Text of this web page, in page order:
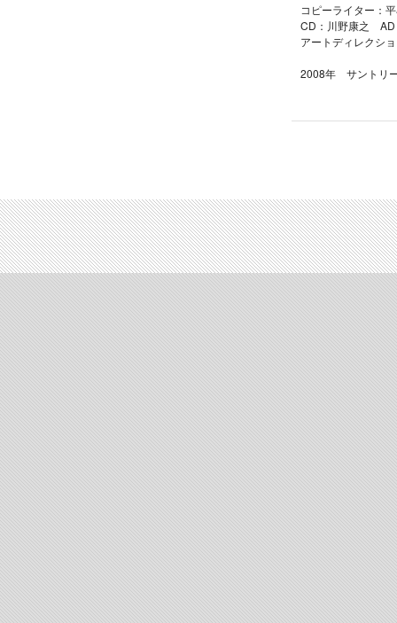
コピーライター：
CD：川野康之
アートディレクシ
2008年 サントリ